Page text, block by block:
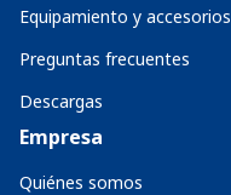
Equipamiento y accesorios
Preguntas frecuentes
Descargas
Empresa
Quiénes somos